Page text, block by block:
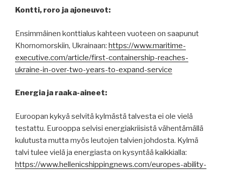
Kontti, roro ja ajoneuvot:
Ensimmäinen konttialus kahteen vuoteen on saapunut
Khornomorskiin, Ukrainaan: https://www.maritime-
executive.com/article/first-containership-reaches-
ukraine-in-over-two-years-to-expand-service
Energia ja raaka-aineet:
Euroopan kykyä selvitä kylmästä talvesta ei ole vielä
testattu. Eurooppa selvisi energiakriisistä vähentämällä
kulutusta mutta myös leutojen talvien johdosta. Kylmä
talvi tulee vielä ja energiasta on kysyntää kaikkialla:
https://www.hellenicshippingnews.com/europes-ability-